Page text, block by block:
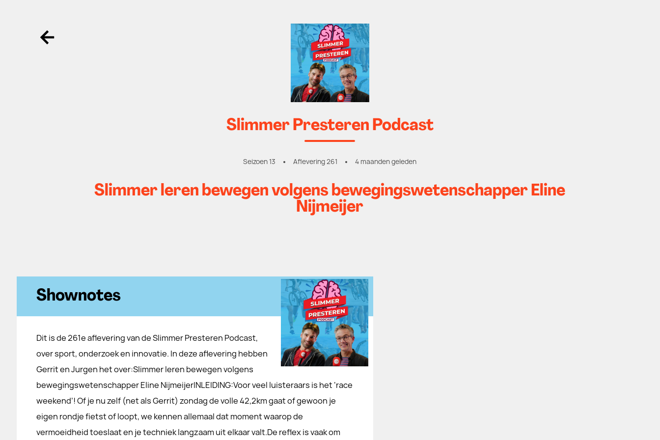
Ga terug
Slimmer Presteren Podcast
Seizoen 13 Aflevering 261 4 maanden geleden
Slimmer leren bewegen volgens bewegingswetenschapper Eline
Nijmeijer
Shownotes
Dit is de 261e aflevering van de Slimmer Presteren Podcast,
over sport, onderzoek en innovatie. In deze aflevering hebben
Gerrit en Jurgen het over:Slimmer leren bewegen volgens
bewegingswetenschapper Eline NijmeijerINLEIDING:Voor veel luisteraars is het ‘race
weekend’! Of je nu zelf (net als Gerrit) zondag de volle 42,2km gaat of gewoon je
eigen rondje fietst of loopt, we kennen allemaal dat moment waarop de
vermoeidheid toeslaat en je techniek langzaam uit elkaar valt.De reflex is vaak om